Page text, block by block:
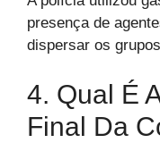
presença de
dispersar os
4. Qual É
Final Da